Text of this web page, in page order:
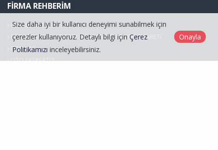
FIRMA REHBERIM
OTO BAKIM SERVİSCİLİĞİ
FOTOĞRAFÇILIK VE FOTOĞRAF MALZEMELERİ TİCARETİ
OTO LPG
OTO EKSPERTİZ
Size daha iyi bir kullanıcı deneyimi sunabilmek için
çerezler kullanıyoruz. Detaylı bilgi için Çerez
Politikamızı inceleyebilirsiniz.
Onayla